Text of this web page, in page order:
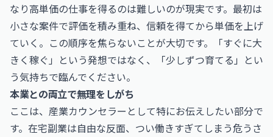
なり高単価の仕事を得るのは難しいのが現実です。最初は
小さな案件で評価を積み重ね、信頼を得てから単価を上げ
ていく。この順序を焦らないことが大切です。「すぐに大
きく稼ぐ」という発想ではなく、「少しずつ育てる」とい
う気持ちで臨んでください。
本業との両立で無理をしがち
ここは、産業カウンセラーとして特にお伝えしたい部分で
す。在宅副業は自由な反面、つい働きすぎてしまう危うさ